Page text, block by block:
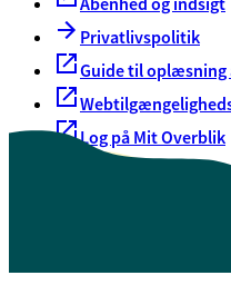
Privatlivspolitik
Guide til oplæsning
Log på Mit Overblik